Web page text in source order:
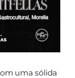
uma sólida